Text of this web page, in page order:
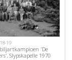
19
'De
Slypskapelle 1970